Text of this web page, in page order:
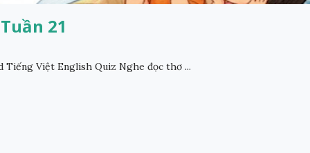
21
Tiếng Việt English Quiz Nghe đọc thơ ...